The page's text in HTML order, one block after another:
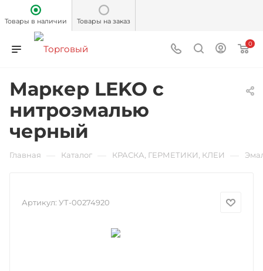
Товары в наличии Товары на заказ
0
Маркер LEKO с
нитроэмалью
черный
Главная Каталог КРАСКА, ГЕРМЕТИКИ, КЛЕИ
Артикул: УТ-00274920